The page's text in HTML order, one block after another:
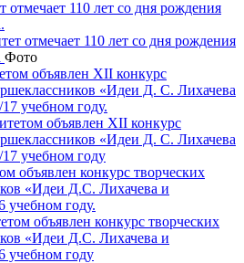
отмечает 110 лет со дня рождения
Фото
объявлен XII конкурс
«Идеи Д. С. Лихачева
учебном году
объявлен конкурс творческих
«Идеи Д.С. Лихачева и
учебном году